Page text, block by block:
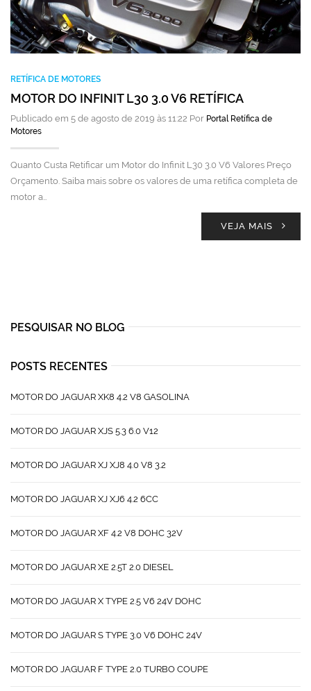
RETÍFICA DE MOTORES
MOTOR DO INFINIT L30 3.0 V6 RETÍFICA
Publicado em 5 de agosto de 2019 às 11:22 Por Portal Retífica de
Motores
Quanto Custa Retificar um Motor do Infinit L30 3.0 V6 Valores Preço
Orçamento. Saiba mais sobre os valores de uma retífica completa de
motor a…
VEJA MAIS
PESQUISAR NO BLOG
POSTS RECENTES
MOTOR DO JAGUAR XK8 4.2 V8 GASOLINA
MOTOR DO JAGUAR XJS 5.3 6.0 V12
MOTOR DO JAGUAR XJ XJ8 4.0 V8 3.2
MOTOR DO JAGUAR XJ XJ6 4.2 6CC
MOTOR DO JAGUAR XF 4.2 V8 DOHC 32V
MOTOR DO JAGUAR XE 2.5T 2.0 DIESEL
MOTOR DO JAGUAR X TYPE 2.5 V6 24V DOHC
MOTOR DO JAGUAR S TYPE 3.0 V6 DOHC 24V
MOTOR DO JAGUAR F TYPE 2.0 TURBO COUPE